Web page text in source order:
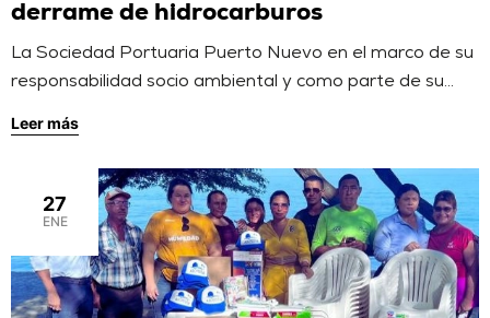
derrame de hidrocarburos
La Sociedad Portuaria Puerto Nuevo en el marco de su
responsabilidad socio ambiental y como parte de su
control de derrame de hidrocarburos en el mar, con el fin
de evaluar las capacidades de respuesta técnicas y
humanas ante estas emergencias. La actividad se llevó
a […]
Leer más
27
ENE